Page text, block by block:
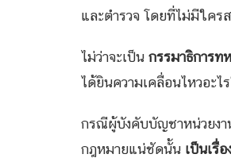
และตำรวจ โดยที่ไม่มีใคร
ไม่ว่าจะเป็น กรรมาธิการท
ได้ยินความเคลื่อนไหวอะ
กรณีผู้บังคับบัญชาหน่วยงา
กฎหมายแน่ชัดนั้น เป็นเรื่